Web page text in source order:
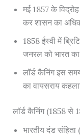
मई 1857 के
कर शासन का
1858 ईस्वी में
जनरल को भारत
लॉर्ड कैनिंग इस
का वायसराय
लॉर्ड कैनिंग (1858 से
भारतीय दंड